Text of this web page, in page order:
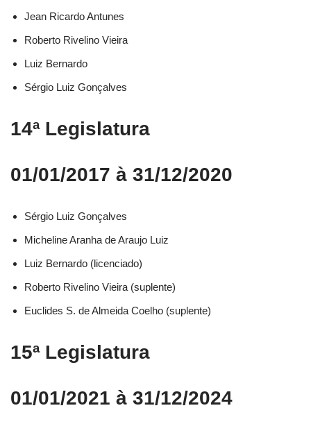
Jean Ricardo Antunes​
Roberto Rivelino Vieira​
Luiz Bernardo​
Sérgio Luiz Gonçalves​
14ª Legislatura
01/01/2017 à 31/12/2020
Sérgio Luiz Gonçalves​
Micheline Aranha de Araujo Luiz​
Luiz Bernardo (licenciado)​
Roberto Rivelino Vieira (suplente)​
Euclides S. de Almeida Coelho (suplente)​
15ª Legislatura
01/01/2021 à 31/12/2024